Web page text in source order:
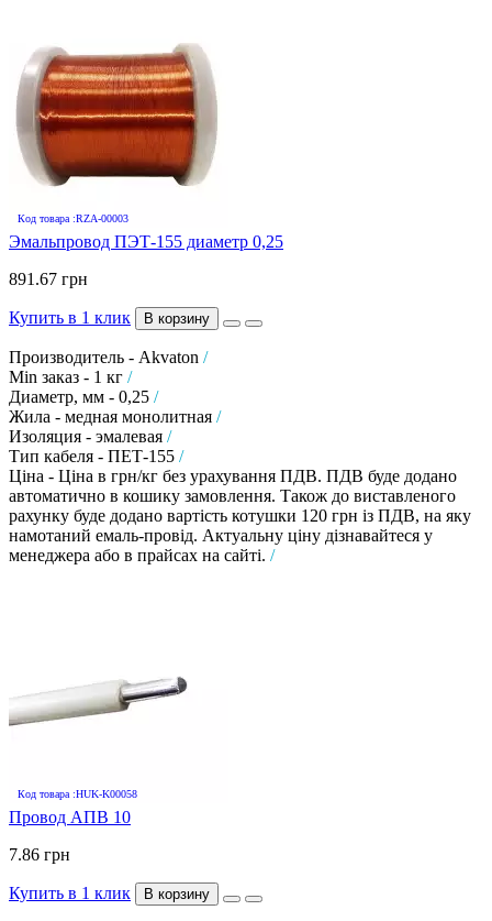
Код товара :RZA-00003
Эмальпровод ПЭТ-155 диаметр 0,25
891.67 грн
Купить в 1 клик В корзину
Производитель - Akvaton /
Min заказ - 1 кг /
Диаметр, мм - 0,25 /
Жила - медная монолитная /
Изоляция - эмалевая /
Тип кабеля - ПЕТ-155 /
Ціна - Ціна в грн/кг без урахування ПДВ. ПДВ буде додано
автоматично в кошику замовлення. Також до виставленого
рахунку буде додано вартість котушки 120 грн із ПДВ, на яку
намотаний емаль-провід. Актуальну ціну дізнавайтеся у
менеджера або в прайсах на сайті. /
Код товара :HUK-K00058
Провод АПВ 10
7.86 грн
Купить в 1 клик В корзину